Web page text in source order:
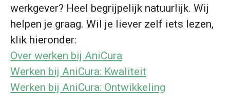
werkgever? Heel begrijpelijk natuurlijk. Wij
helpen je graag. Wil je liever zelf iets lezen,
klik hieronder:
Over werken bij AniCura
Werken bij AniCura: Kwaliteit
Werken bij AniCura: Ontwikkeling